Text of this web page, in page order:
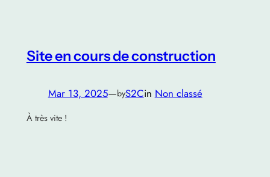
Site en cours de construction
Mar 13, 2025—byS2Cin Non classé
À très vite !